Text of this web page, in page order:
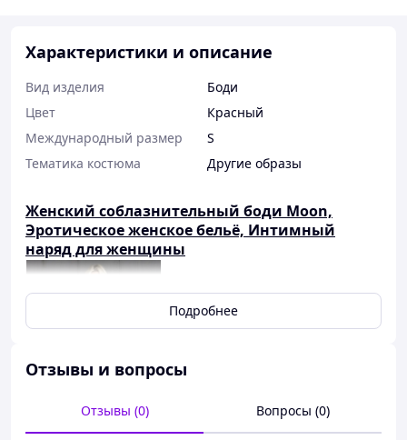
Характеристики и описание
Вид изделия
Боди
Цвет
Красный
Международный размер
S
Тематика костюма
Другие образы
Женский соблазнительный боди Moon,
Эротическое женское бельё, Интимный
наряд для женщины
Боди Moon
Боди Moon — это эротичный
Облегающий крой
подчеркивает формы и
Подробнее
Отзывы и вопросы
Отзывы (0) Вопросы (0)